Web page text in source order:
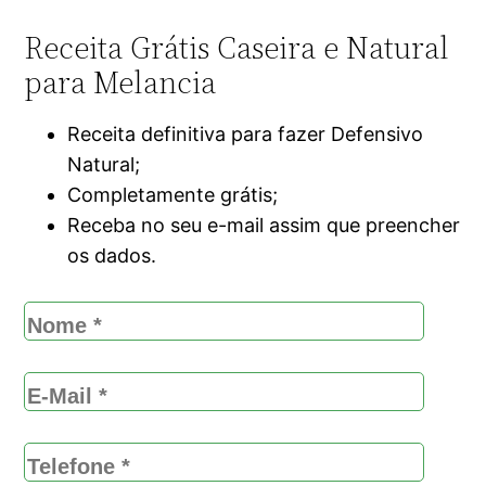
Receita Grátis Caseira e Natural
para Melancia
Receita definitiva para fazer Defensivo
Natural;
Completamente grátis;
Receba no seu e-mail assim que preencher
os dados.